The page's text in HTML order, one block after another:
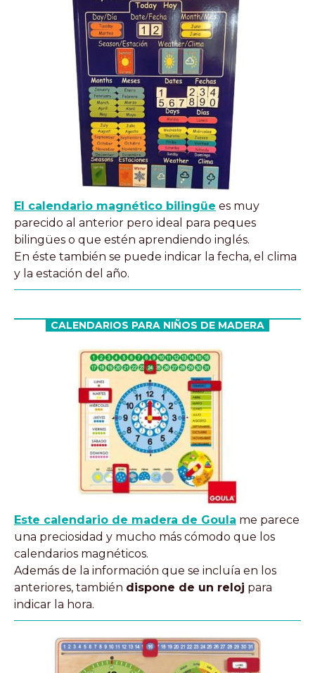
El calendario magnético bilingüe es muy
parecido al anterior pero ideal para peques
bilingües o que estén aprendiendo inglés.
En éste también se puede indicar la fecha, el clima
y la estación del año.
CALENDARIOS PARA NIÑOS DE MADERA
Este calendario de madera de Goula me parece
una preciosidad y mucho más cómodo que los
calendarios magnéticos.
Además de la información que se incluía en los
anteriores, también dispone de un reloj para
indicar la hora.